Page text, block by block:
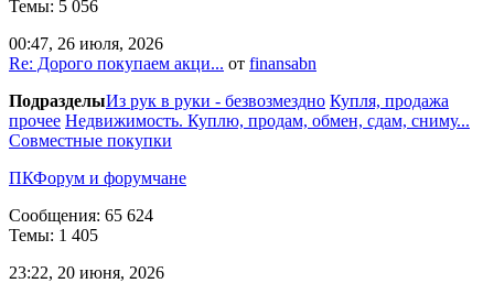
Темы: 5 056
00:47, 26 июля, 2026
Re: Дорого покупаем акци... от finansabn
ПодразделыИз рук в руки - безвозмездно Купля, продажа
прочее Недвижимость. Куплю, продам, обмен, сдам, сниму...
Совместные покупки
ПКФорум и форумчане
Сообщения: 65 624
Темы: 1 405
23:22, 20 июня, 2026